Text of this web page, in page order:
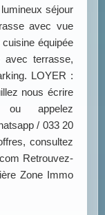
séjour
avec vue
équipée
avec terrasse,
LOYER :
nous écrire
ou appelez
/ 033 20
consultez
Retrouvez-
Zone Immo